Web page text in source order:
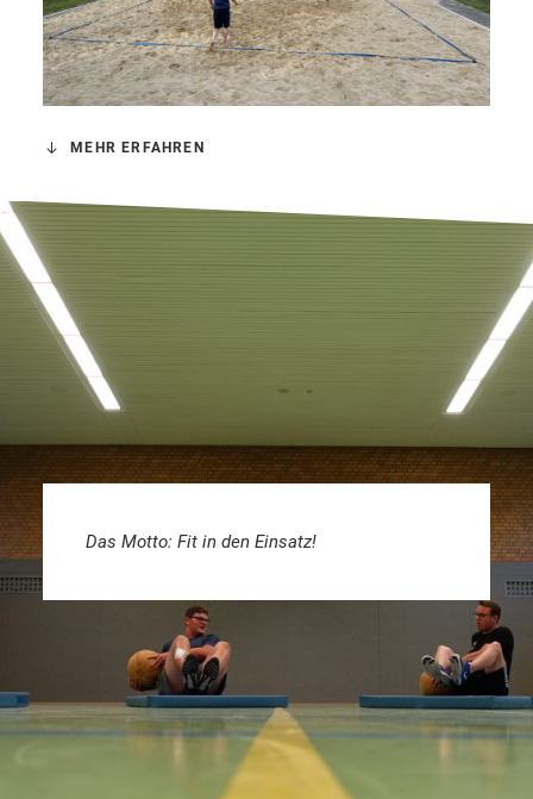
MEHR ERFAHREN
Das Motto: Fit in den Einsatz!